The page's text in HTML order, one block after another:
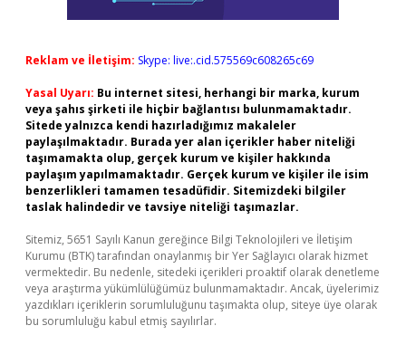
Reklam ve İletişim: Skype: live:.cid.575569c608265c69
Yasal Uyarı: Bu internet sitesi, herhangi bir marka, kurum
veya şahıs şirketi ile hiçbir bağlantısı bulunmamaktadır.
Sitede yalnızca kendi hazırladığımız makaleler
paylaşılmaktadır. Burada yer alan içerikler haber niteliği
taşımamakta olup, gerçek kurum ve kişiler hakkında
paylaşım yapılmamaktadır. Gerçek kurum ve kişiler ile isim
benzerlikleri tamamen tesadüfidir. Sitemizdeki bilgiler
taslak halindedir ve tavsiye niteliği taşımazlar.
Sitemiz, 5651 Sayılı Kanun gereğince Bilgi Teknolojileri ve İletişim
Kurumu (BTK) tarafından onaylanmış bir Yer Sağlayıcı olarak hizmet
vermektedir. Bu nedenle, sitedeki içerikleri proaktif olarak denetleme
veya araştırma yükümlülüğümüz bulunmamaktadır. Ancak, üyelerimiz
yazdıkları içeriklerin sorumluluğunu taşımakta olup, siteye üye olarak
bu sorumluluğu kabul etmiş sayılırlar.